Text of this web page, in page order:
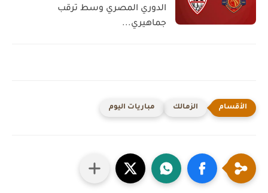
الدوري المصري وسط ترقب
جماهيري...
الزمالك مباريات اليوم